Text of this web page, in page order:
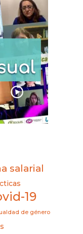
salarial
19
de género